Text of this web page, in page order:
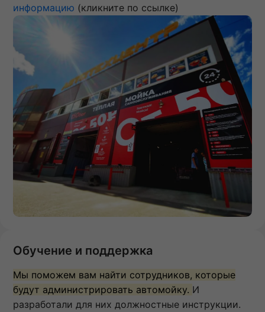
информацию (кликните по ссылке)
Обучение и поддержка
Мы поможем вам найти сотрудников, которые
будут администрировать автомойку. И
разработали для них должностные инструкции.